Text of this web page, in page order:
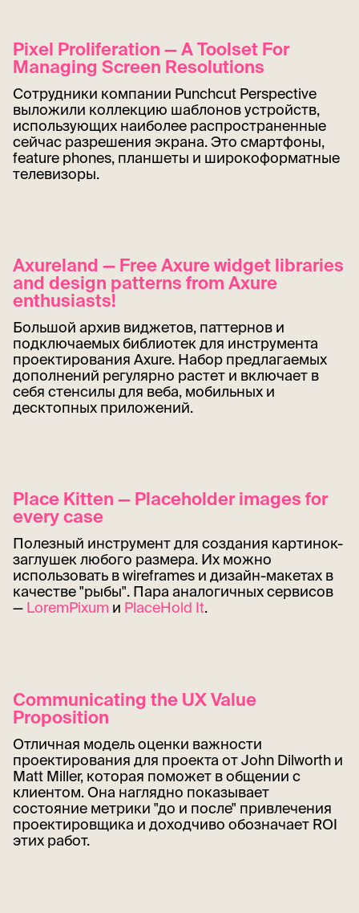
Pixel Proliferation — A Toolset For
Managing Screen Resolutions
Сотрудники компании Punchcut Perspective
выложили коллекцию шаблонов устройств,
использующих наиболее распространенные
сейчас разрешения экрана. Это смартфоны,
feature phones, планшеты и широкоформатные
телевизоры.
Axureland — Free Axure widget libraries
and design patterns from Axure
enthusiasts!
Большой архив виджетов, паттернов и
подключаемых библиотек для инструмента
проектирования Axure. Набор предлагаемых
дополнений регулярно растет и включает в
себя стенсилы для веба, мобильных и
десктопных приложений.
Place Kitten — Placeholder images for
every case
Полезный инструмент для создания картинок-
заглушек любого размера. Их можно
использовать в wireframes и дизайн-макетах в
качестве "рыбы". Пара аналогичных сервисов
— LoremPixum и PlaceHold It.
Communicating the UX Value
Proposition
Отличная модель оценки важности
проектирования для проекта от John Dilworth и
Matt Miller, которая поможет в общении с
клиентом. Она наглядно показывает
состояние метрики "до и после" привлечения
проектировщика и доходчиво обозначает ROI
этих работ.